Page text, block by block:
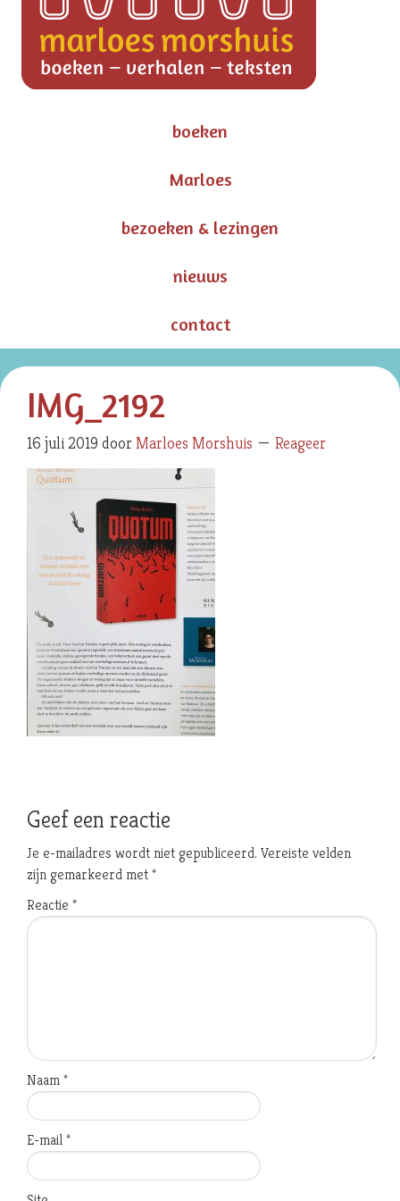
boeken
Marloes
bezoeken & lezingen
nieuws
contact
IMG_2192
16 juli 2019 doorMarloes Morshuis Reageer
Geef een reactie
Je e-mailadres wordt niet gepubliceerd. Vereiste velden
zijn gemarkeerd met*
Reactie *
Naam*
E-mail*